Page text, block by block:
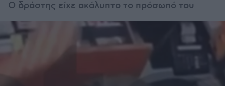
Ο δράστης είχε ακάλυπτο το πρόσωπό του